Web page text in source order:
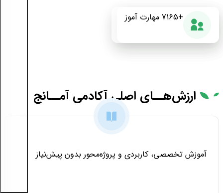
+175 دوره آموزشی 87% رضایت از دوره +7165 مهارت آموز
ارزش‌هــای اصلی آکادمی آمــانج
آموزش تخصصی، کاربردی و پروژه‌محور بدون پیش‌نیاز